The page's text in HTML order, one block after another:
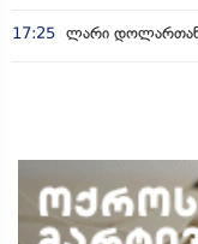
17:25 ლარი დოლართან